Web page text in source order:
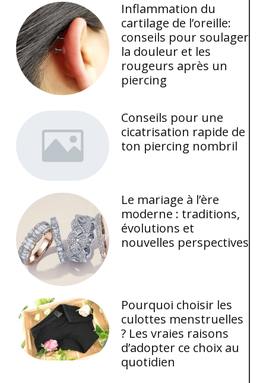
Inflammation du
cartilage de l’oreille:
conseils pour soulager
la douleur et les
rougeurs après un
piercing
Conseils pour une
cicatrisation rapide de
ton piercing nombril
Le mariage à l’ère
moderne : traditions,
évolutions et
nouvelles perspectives
Pourquoi choisir les
culottes menstruelles
? Les vraies raisons
d’adopter ce choix au
quotidien